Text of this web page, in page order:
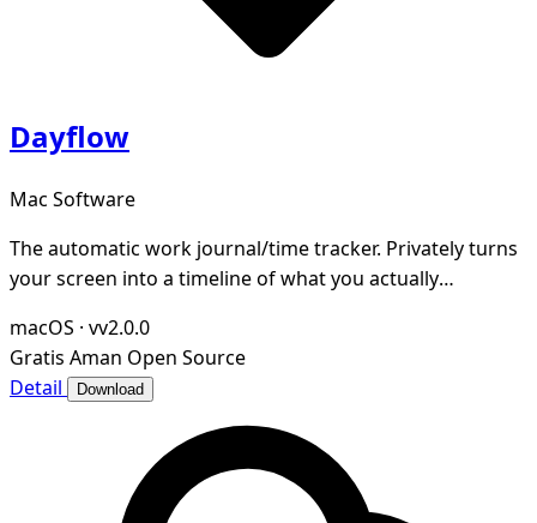
Dayflow
Mac Software
The automatic work journal/time tracker. Privately turns
your screen into a timeline of what you actually
macOS · vv2.0.0
Gratis Aman Open Source
Detail
Download